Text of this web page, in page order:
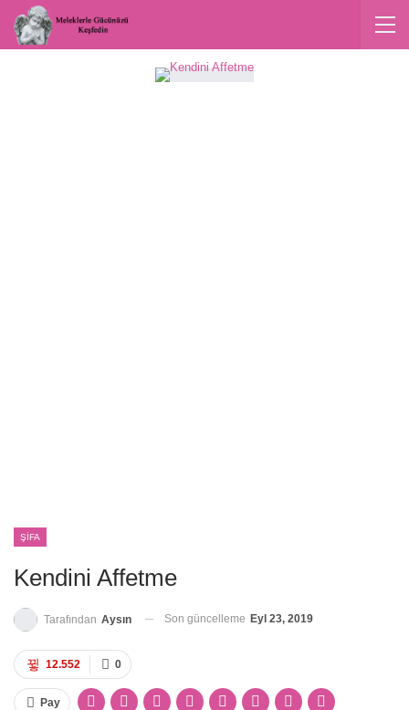
ŞIFA
Kendini Affetme
Tarafından Aysın Son güncelleme Eyl 23, 2019
0
12.552
Pay